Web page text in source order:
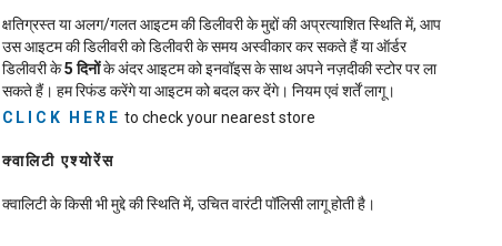
क्षतिग्रस्त या अलग/गलत आइटम की डिलीवरी के मुद्दों की अप्रत्याशित स्थिति में, आप
उस आइटम की डिलीवरी को डिलीवरी के समय अस्वीकार कर सकते हैं या ऑर्डर
डिलीवरी के5 दिनोंके अंदर आइटम को इनवॉइस के साथ अपने नज़दीकी स्टोर पर ला
सकते हैं। हम रिफंड करेंगे या आइटम को बदल कर देंगे। नियम एवं शर्तें लागू।
CLICK HERE to check your nearest store
क्वालिटी एश्योरेंस
क्वालिटी के किसी भी मुद्दे की स्थिति में, उचित वारंटी पॉलिसी लागू होती है।